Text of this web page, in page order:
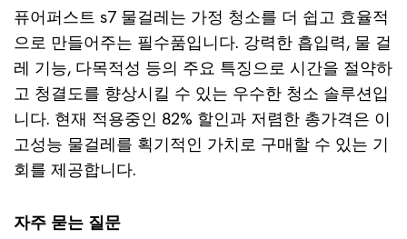
퓨어퍼스트 s7 물걸레는 가정 청소를 더 쉽고 효율적
으로 만들어주는 필수품입니다. 강력한 흡입력, 물 걸
레 기능, 다목적성 등의 주요 특징으로 시간을 절약하
고 청결도를 향상시킬 수 있는 우수한 청소 솔루션입
니다. 현재 적용중인 82% 할인과 저렴한 총가격은 이
고성능 물걸레를 획기적인 가치로 구매할 수 있는 기
회를 제공합니다.
자주 묻는 질문